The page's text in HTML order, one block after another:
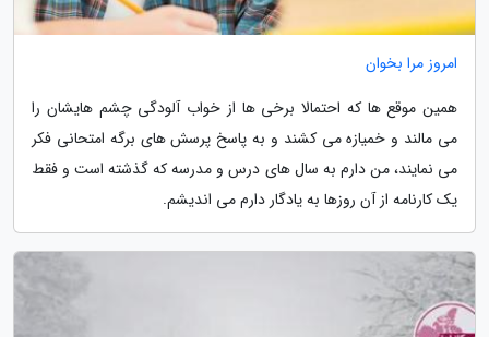
امروز مرا بخوان
همین موقع ها که احتمالا برخی ها از خواب آلودگی چشم هایشان را
می مالند و خمیازه می کشند و به پاسخ پرسش های برگه امتحانی فکر
می نمایند، من دارم به سال های درس و مدرسه که گذشته است و فقط
یک کارنامه از آن روزها به یادگار دارم می اندیشم.